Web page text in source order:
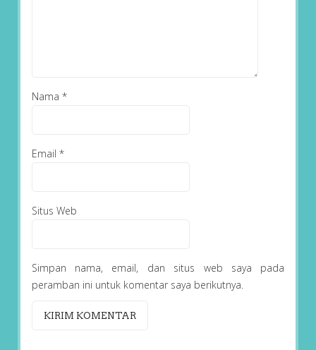
Nama *
Email *
Situs Web
Simpan nama, email, dan situs web saya pada
peramban ini untuk komentar saya berikutnya.